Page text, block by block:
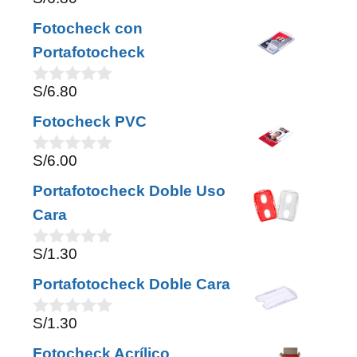
f
5
u
t
o
f
5
Fotocheck con
Portafotocheck
0
u
t
o
f
5
S/6.80
Fotocheck PVC
0
u
t
o
f
5
S/6.00
Portafotocheck Doble Uso
Cara
0
u
t
o
f
5
S/1.30
Portafotocheck Doble Cara
0
S/1.30
Fotocheck Acrílico